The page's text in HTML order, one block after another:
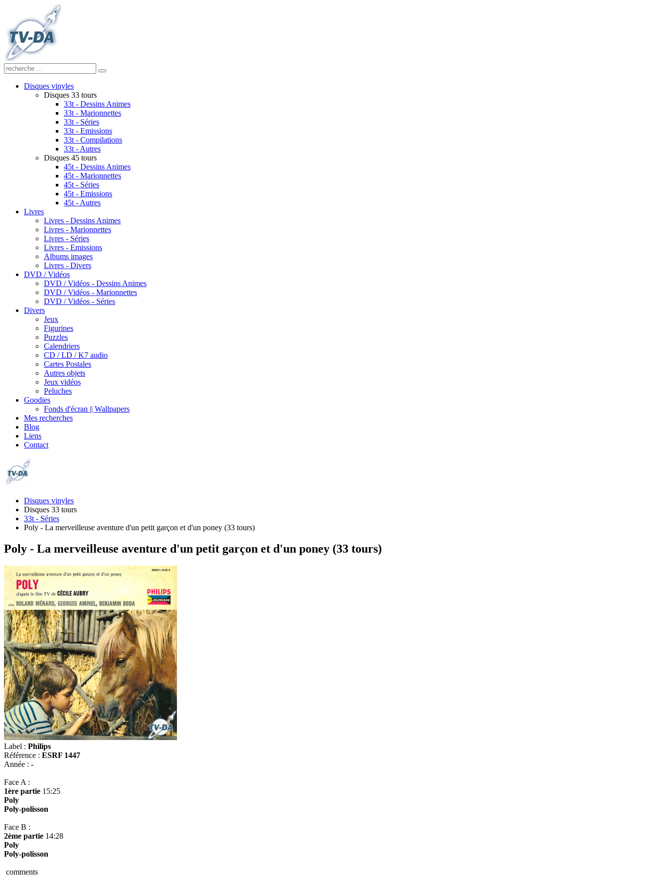
Disques vinyles
Disques 33 tours
33t - Dessins Animes
33t - Marionnettes
33t - Séries
33t - Emissions
33t - Compilations
33t - Autres
Disques 45 tours
45t - Dessins Animes
45t - Marionnettes
45t - Séries
45t - Emissions
45t - Autres
Livres
Livres - Dessins Animes
Livres - Marionnettes
Livres - Séries
Livres - Emissions
Albums images
Livres - Divers
DVD / Vidéos
DVD / Vidéos - Dessins Animes
DVD / Vidéos - Marionnettes
DVD / Vidéos - Séries
Divers
Jeux
Figurines
Puzzles
Calendriers
CD / LD / K7 audio
Cartes Postales
Autres objets
Jeux vidéos
Peluches
Goodies
Fonds d'écran || Wallpapers
Mes recherches
Blog
Liens
Contact
Disques vinyles
Disques 33 tours
33t - Séries
Poly - La merveilleuse aventure d'un petit garçon et d'un poney (33 tours)
Poly - La merveilleuse aventure d'un petit garçon et d'un poney (33 tours)
Label : Philips
Référence : ESRF 1447
Année : -
Face A :
1ère partie 15:25
Poly
Poly-polisson
Face B :
2ème partie 14:28
Poly
Poly-polisson
comments